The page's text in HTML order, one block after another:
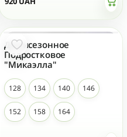
Демисезонное
Подростковое
"Микаэлла"
128 134 140 146
152 158 164